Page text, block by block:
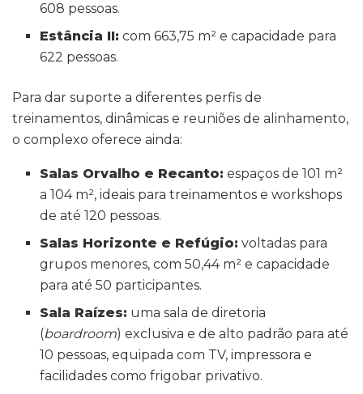
608 pessoas.
Estância II: com 663,75 m² e capacidade para
622 pessoas.
Para dar suporte a diferentes perfis de
treinamentos, dinâmicas e reuniões de alinhamento,
o complexo oferece ainda:
Salas Orvalho e Recanto: espaços de 101 m²
a 104 m², ideais para treinamentos e workshops
de até 120 pessoas.
Salas Horizonte e Refúgio: voltadas para
grupos menores, com 50,44 m² e capacidade
para até 50 participantes.
Sala Raízes: uma sala de diretoria
(boardroom) exclusiva e de alto padrão para até
10 pessoas, equipada com TV, impressora e
facilidades como frigobar privativo.